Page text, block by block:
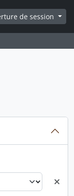
de session